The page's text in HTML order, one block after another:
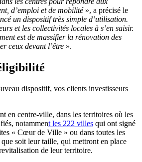
d’emploi et de mobilité », a précisé le
un dispositif très simple d’utilisation.
et les collectivités locales à s’en saisir.
est de massifier la rénovation des
ceux devant l’être ».
dispositif, vos clients investisseurs
en centre-ville, dans les territoires où les
notamment les 222 villes qui ont signé
« Cœur de Ville » ou dans toutes les
soit leur taille, qui mettront en place
de leur territoire.